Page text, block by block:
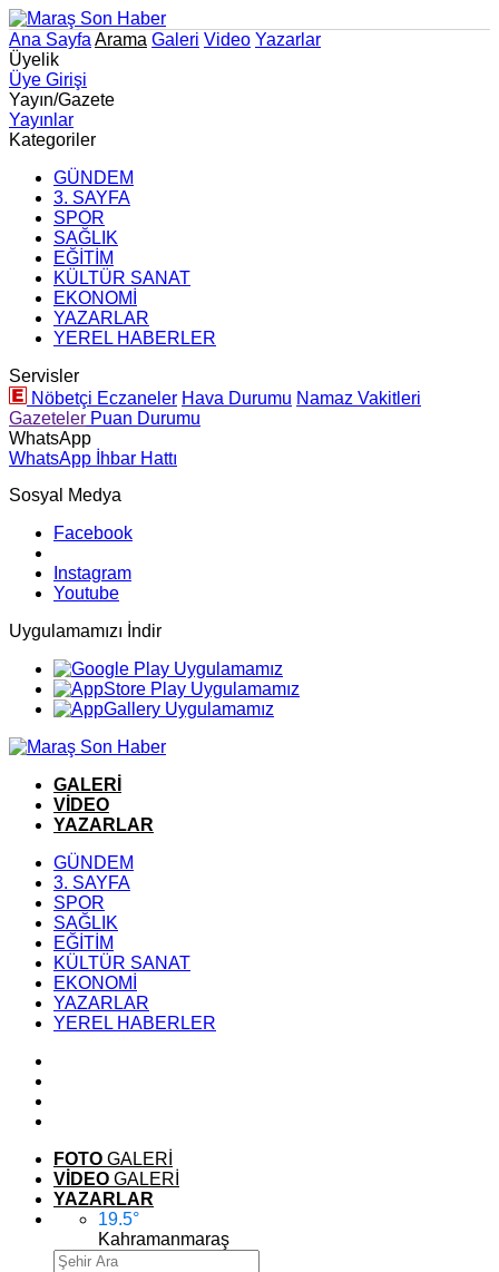
Ana Sayfa Arama Galeri Video Yazarlar
Üyelik
Üye Girişi
Yayın/Gazete
Yayınlar
Kategoriler
GÜNDEM
3. SAYFA
SPOR
SAĞLIK
EĞİTİM
KÜLTÜR SANAT
EKONOMİ
YAZARLAR
YEREL HABERLER
Servisler
Nöbetçi Eczaneler Hava Durumu Namaz Vakitleri
Gazeteler Puan Durumu
WhatsApp
WhatsApp İhbar Hattı
Sosyal Medya
Facebook
Instagram
Youtube
Uygulamamızı İndir
GALERİ
VİDEO
YAZARLAR
GÜNDEM
3. SAYFA
SPOR
SAĞLIK
EĞİTİM
KÜLTÜR SANAT
EKONOMİ
YAZARLAR
YEREL HABERLER
FOTO GALERİ
VİDEO GALERİ
YAZARLAR
19.5°
Kahramanmaraş